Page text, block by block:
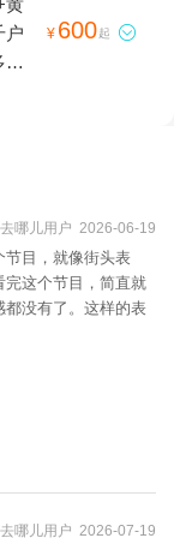
黄
户
彩
¥ 600起 
去哪儿用户 2026-06-19
节目，就像街头表
完这个节目，简直就
都没有了。这样的表
去哪儿用户 2026-07-19